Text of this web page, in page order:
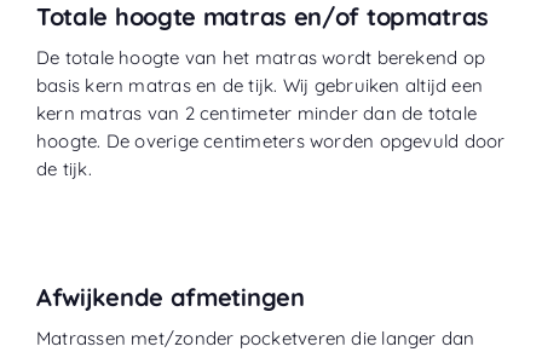
Totale hoogte matras en/of topmatras
De totale hoogte van het matras wordt berekend op
basis kern matras en de tijk. Wij gebruiken altijd een
kern matras van 2 centimeter minder dan de totale
hoogte. De overige centimeters worden opgevuld door
de tijk.
Afwijkende afmetingen
Matrassen met/zonder pocketveren die langer dan